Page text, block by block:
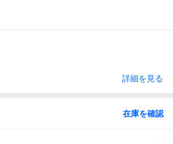
詳細を見る
在庫を確認